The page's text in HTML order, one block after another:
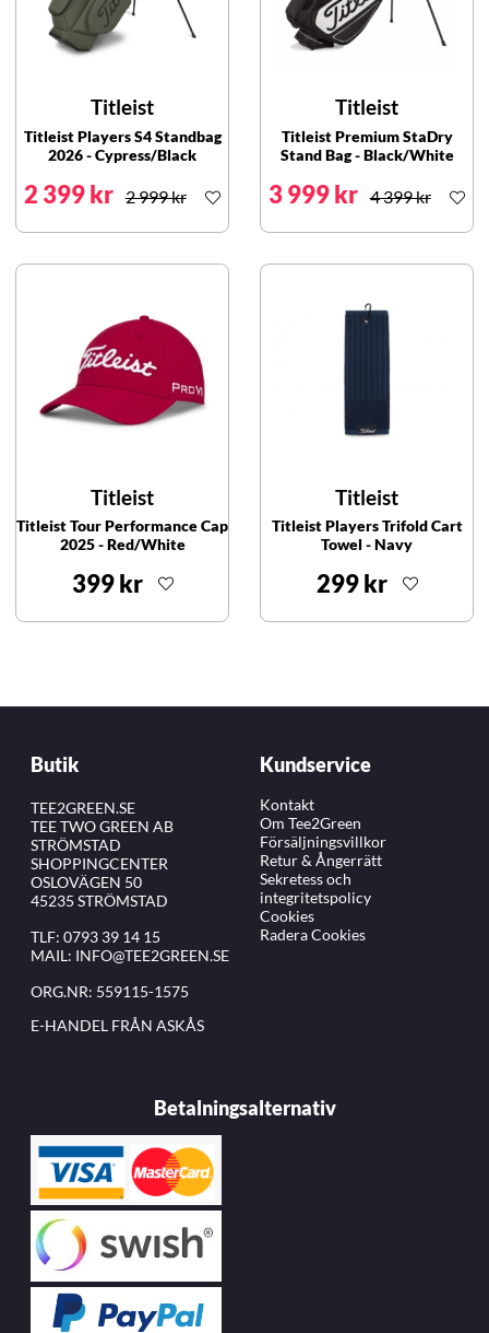
Titleist
Titleist Players S4 Standbag
2026 - Cypress/Black
2 399 kr 2 999 kr
Titleist
Titleist Premium StaDry
Stand Bag - Black/White
3 999 kr 4 399 kr
Titleist
Titleist Tour Performance Cap
2025 - Red/White
399 kr
Titleist
Titleist Players Trifold Cart
Towel - Navy
299 kr
Butik
TEE2GREEN.SE
TEE TWO GREEN AB
STRÖMSTAD
SHOPPINGCENTER
OSLOVÄGEN 50
45235 STRÖMSTAD
TLF: 0793 39 14 15
MAIL: INFO@TEE2GREEN.SE
ORG.NR: 559115-1575
E-HANDEL FRÅN ASKÅS
Kundservice
Kontakt
Om Tee2Green
Försäljningsvillkor
Retur & Ångerrätt
Sekretess och
integritetspolicy
Cookies
Radera Cookies
Betalningsalternativ